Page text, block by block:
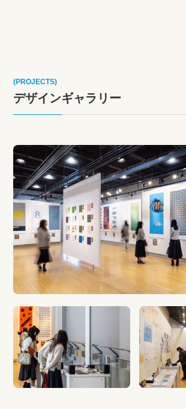
(PROJECTS)
デザインギャラリー